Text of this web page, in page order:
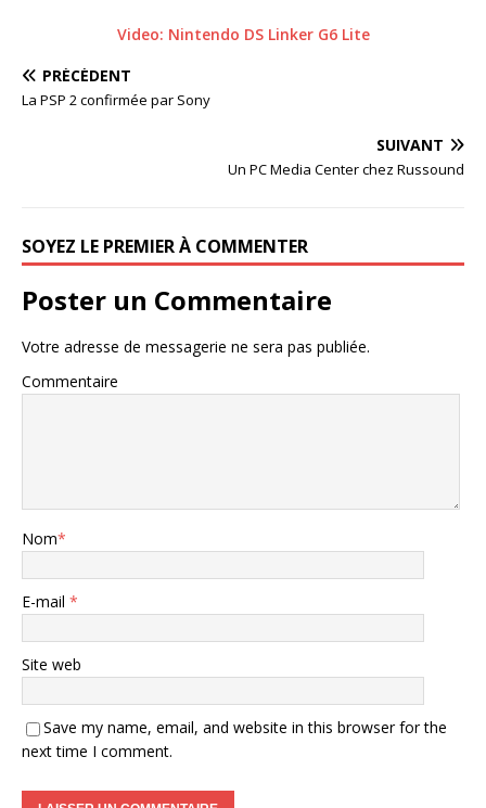
Video: Nintendo DS Linker G6 Lite
PRÉCÉDENT
La PSP 2 confirmée par Sony
SUIVANT
Un PC Media Center chez Russound
SOYEZ LE PREMIER À COMMENTER
Poster un Commentaire
Votre adresse de messagerie ne sera pas publiée.
Commentaire
Nom*
E-mail *
Site web
Save my name, email, and website in this browser for the
next time I comment.